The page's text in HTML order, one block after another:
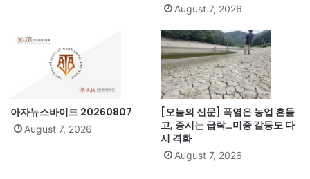
August 7, 2026
아자뉴스바이트 20260807
August 7, 2026
[오늘의 신문] 폭염은 농업 흔들
고, 증시는 급락…미중 갈등도 다
시 격화
August 7, 2026